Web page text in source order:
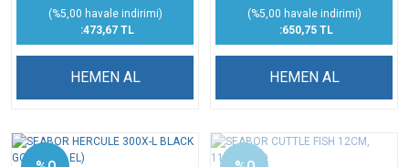
(%5,00 havale indirimi)
:473,67 TL
HEMEN AL
(%5,00 havale indirimi)
:650,75 TL
HEMEN AL